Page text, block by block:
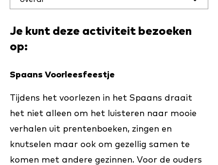
Je kunt deze activiteit bezoeken
op:
Spaans Voorleesfeestje
Tijdens het voorlezen in het Spaans draait
het niet alleen om het luisteren naar mooie
verhalen uit prentenboeken, zingen en
knutselen maar ook om gezellig samen te
komen met andere gezinnen. Voor de ouders